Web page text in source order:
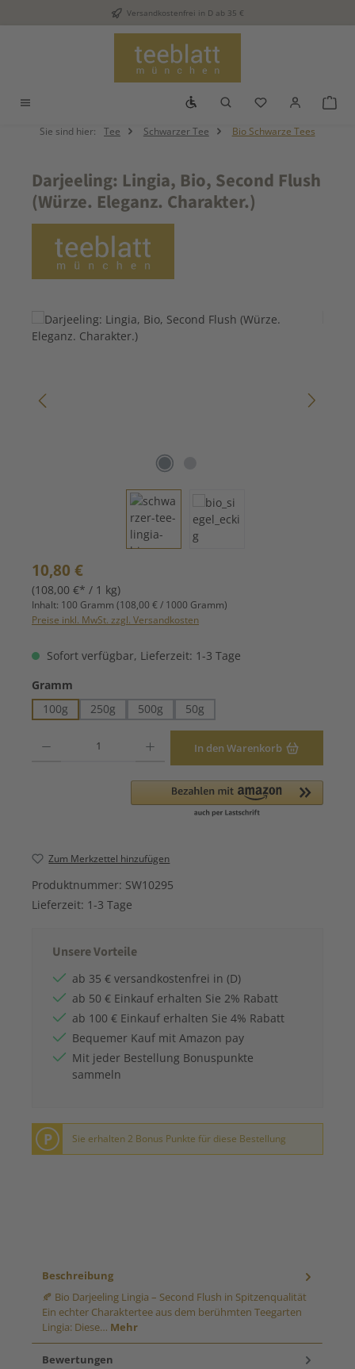
Zum Hauptinhalt springenVersandkostenfrei in D ab 35 €
Werkzeugleiste anzeigen
Du hast 0
Sie sind hier: Tee Schwarzer Tee Bio Schwarze Tees
Darjeeling: Lingia, Bio, Second Flush
(Würze. Eleganz. Charakter.)
Bildergalerie überspringen
Regulärer Preis:
10,80 €
(108,00 €* / 1 kg)
Inhalt: 100 Gramm (108,00 € / 1000 Gramm)
Preise inkl. MwSt. zzgl. Versandkosten
Sofort verfügbar, Lieferzeit: 1-3 Tage
Gramm
100g
250g 500g 50g
In den Warenkorb
Zum Merkzettel hinzufügen
Produktnummer: SW10295
Lieferzeit: 1-3 Tage
Unsere Vorteile
ab 35 € versandkostenfrei in (D)
ab 50 € Einkauf erhalten Sie 2% Rabatt
ab 100 € Einkauf erhalten Sie 4% Rabatt
Bequemer Kauf mit Amazon pay
Mit jeder Bestellung Bonuspunkte
sammeln
P Sie erhalten 2 Bonus Punkte für diese Bestellung
Beschreibung
🍂 Bio Darjeeling Lingia – Second Flush in Spitzenqualität
Ein echter Charaktertee aus dem berühmten Teegarten
Lingia: Diese… Mehr
Bewertungen